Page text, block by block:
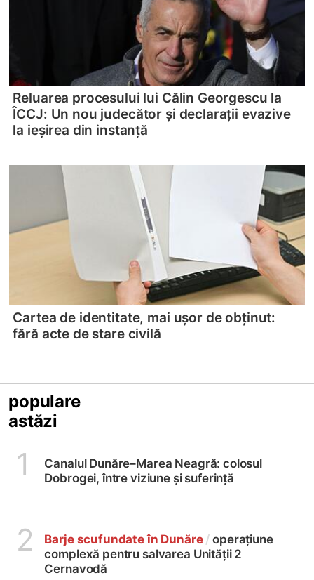
Reluarea procesului lui Călin Georgescu la
ÎCCJ: Un nou judecător și declarații evazive
la ieșirea din instanță
Cartea de identitate, mai ușor de obținut:
fără acte de stare civilă
populare
astăzi
1
Canalul Dunăre–Marea Neagră: colosul
Dobrogei, între viziune și suferință
2 Barje scufundate în Dunăre / operațiune
complexă pentru salvarea Unității 2
Cernavodă